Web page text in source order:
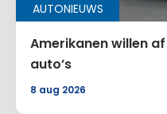
AUTONIEUWS
Amerikanen willen
auto’s
8 aug 2026